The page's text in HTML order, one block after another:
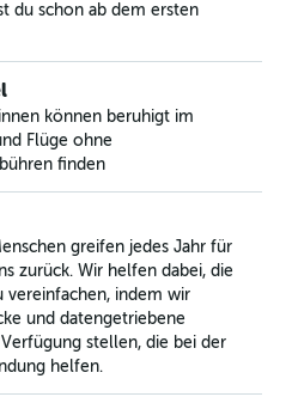
du schon ab dem ersten
können beruhigt im
Flüge ohne
finden
greifen jedes Jahr für
zurück. Wir helfen dabei, die
vereinfachen, indem wir
und datengetriebene
stellen, die bei der
helfen.